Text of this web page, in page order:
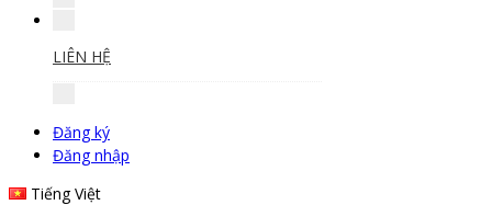
LIÊN HỆ
Đăng ký
Đăng nhập
Tiếng Việt